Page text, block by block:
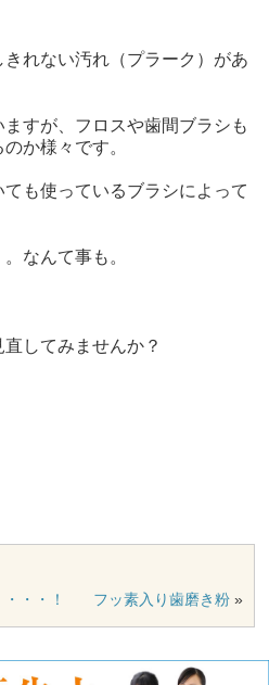
きれない汚れ（プラーク）があ
すが、フロスや歯間ブラシも
か様々です。
も使っているブラシによって
なんて事も。
してみませんか？
・・！ フッ素入り歯磨き粉»